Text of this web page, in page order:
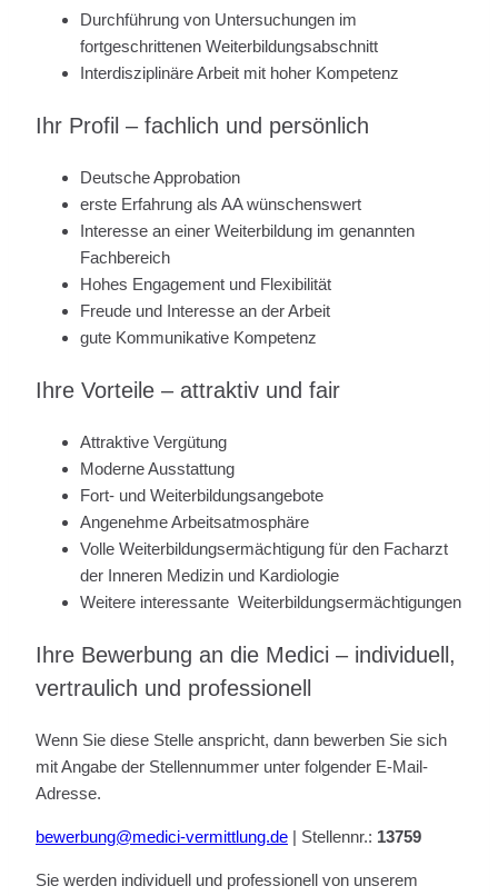
Durchführung von Untersuchungen im
fortgeschrittenen Weiterbildungsabschnitt
Interdisziplinäre Arbeit mit hoher Kompetenz
Ihr Profil – fachlich und persönlich
Deutsche Approbation
erste Erfahrung als AA wünschenswert
Interesse an einer Weiterbildung im genannten
Fachbereich
Hohes Engagement und Flexibilität
Freude und Interesse an der Arbeit
gute Kommunikative Kompetenz
Ihre Vorteile – attraktiv und fair
Attraktive Vergütung
Moderne Ausstattung
Fort- und Weiterbildungsangebote
Angenehme Arbeitsatmosphäre
Volle Weiterbildungsermächtigung für den Facharzt
der Inneren Medizin und Kardiologie
Weitere interessante Weiterbildungsermächtigungen
Ihre Bewerbung an die Medici – individuell,
vertraulich und professionell
Wenn Sie diese Stelle anspricht, dann bewerben Sie sich
mit Angabe der Stellennummer unter folgender E-Mail-
Adresse.
bewerbung@medici-vermittlung.de | Stellennr.: 13759
Sie werden individuell und professionell von unserem